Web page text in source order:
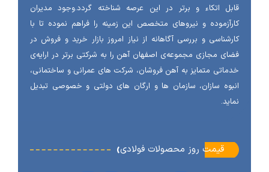
اتکاء و برتر در این عرصه شناخته گردد.وجود مدیران
و نیروهای متخصص این زمینه را فراهم نموده تا با
و بررسی آگاهانه از نیاز امروز بازار خرید و فروش در
مجازی مجموعه‌ی اصفهان آهن را به شرکتی برتر در ارایه‌ی
متمایز به آهن فروشان، شرکت های عمرانی و ساختمانی،
سازان، سازمان ها و ارگان های دولتی و خصوصی تبدیل
‹قیمت روز محصولات فولادی